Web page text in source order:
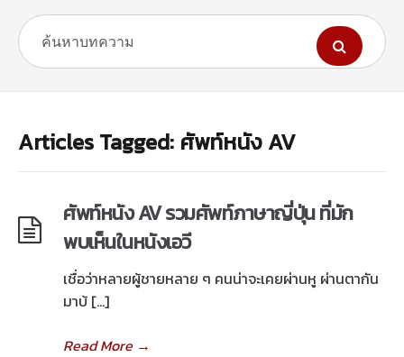
Articles Tagged: ศัพท์หนัง AV
ศัพท์หนัง AV รวมศัพท์ภาษาญี่ปุ่น ที่มัก
พบเห็นในหนังเอวี
เชื่อว่าหลายผู้ชายหลาย ๆ คนน่าจะเคยผ่านหู ผ่านตากัน
มาบ้ […]
Read More→